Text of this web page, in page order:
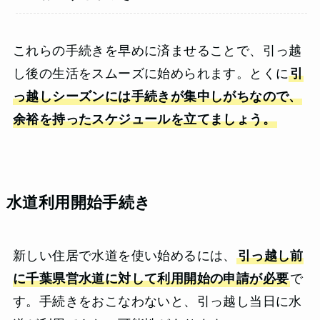
これらの手続きを早めに済ませることで、引っ越
し後の生活をスムーズに始められます。とくに引
っ越しシーズンには手続きが集中しがちなので、
余裕を持ったスケジュールを立てましょう。
水道利用開始手続き
新しい住居で水道を使い始めるには、 引っ越し前
に千葉県営水道に対して利用開始の申請が必要で
す。手続きをおこなわないと、引っ越し当日に水